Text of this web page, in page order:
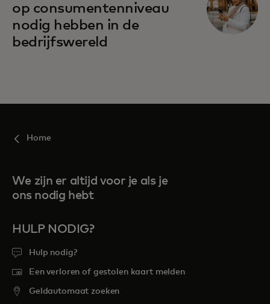
op consumentenniveau
nodig hebben in de
bedrijfswereld
Home
We zijn er altijd voor je als je
ons nodig hebt
HULP NODIG?
Hulp nodig?
Een verloren of gestolen kaart melden
Geldautomaat zoeken